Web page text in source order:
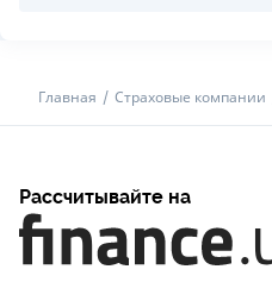
Главная Страховые компании
Рассчитывайте на